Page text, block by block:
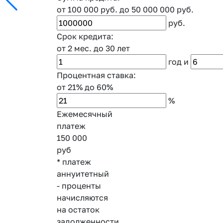
от 100 000 руб. до 50 000 000 руб.
руб.
Срок кредита:
от 2 мес. до 30 лет
год и
Процентная ставка:
от 21% до 60%
%
Ежемесячный
платеж
150 000
руб
* платеж
аннуитетный
- проценты
начисляются
на остаток